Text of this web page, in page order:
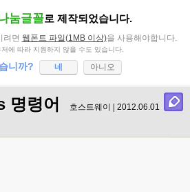
눔글꼴로 제작되었습니다.
려면 웹폰트 파일(1MB 이상)을 사용해야합니다.
에 따라 지원하지 않을 수도 있습니다.
니까? 네 아니오
명령어
호스트웨이 | 2012.06.01